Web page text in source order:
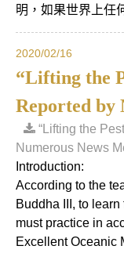
明，如果世界上任
2020/02/16
“Lifting the
Reported by
“Lifting the
Numerous News
Introduction:
According to the
Buddha III, to
must practice in
Excellent Oceanic